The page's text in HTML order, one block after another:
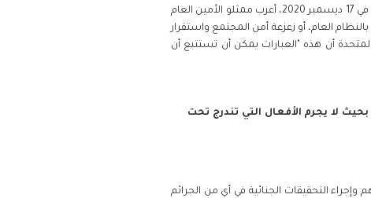
. في رسالة مرسلة إلى الحكومة السعودية في 17 ديسمبر 2020، أعرب ممثلو الأمين العام
غامضة مثل "الإخلال بالنظام العام، أو زعزعة أمن المجتمع واستقرار
المتحدة أن هذه "العبارات يمكن أن تستتبع أن
لا يجرم الأفعال التي تندرج تحت
اعتقال واحتجاز المشتبه بهم وإجراء التحقيقات الجنائية في أي من الجرائم